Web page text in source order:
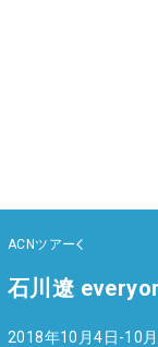
ACNツアー
石川遼
2018年10月4日-10